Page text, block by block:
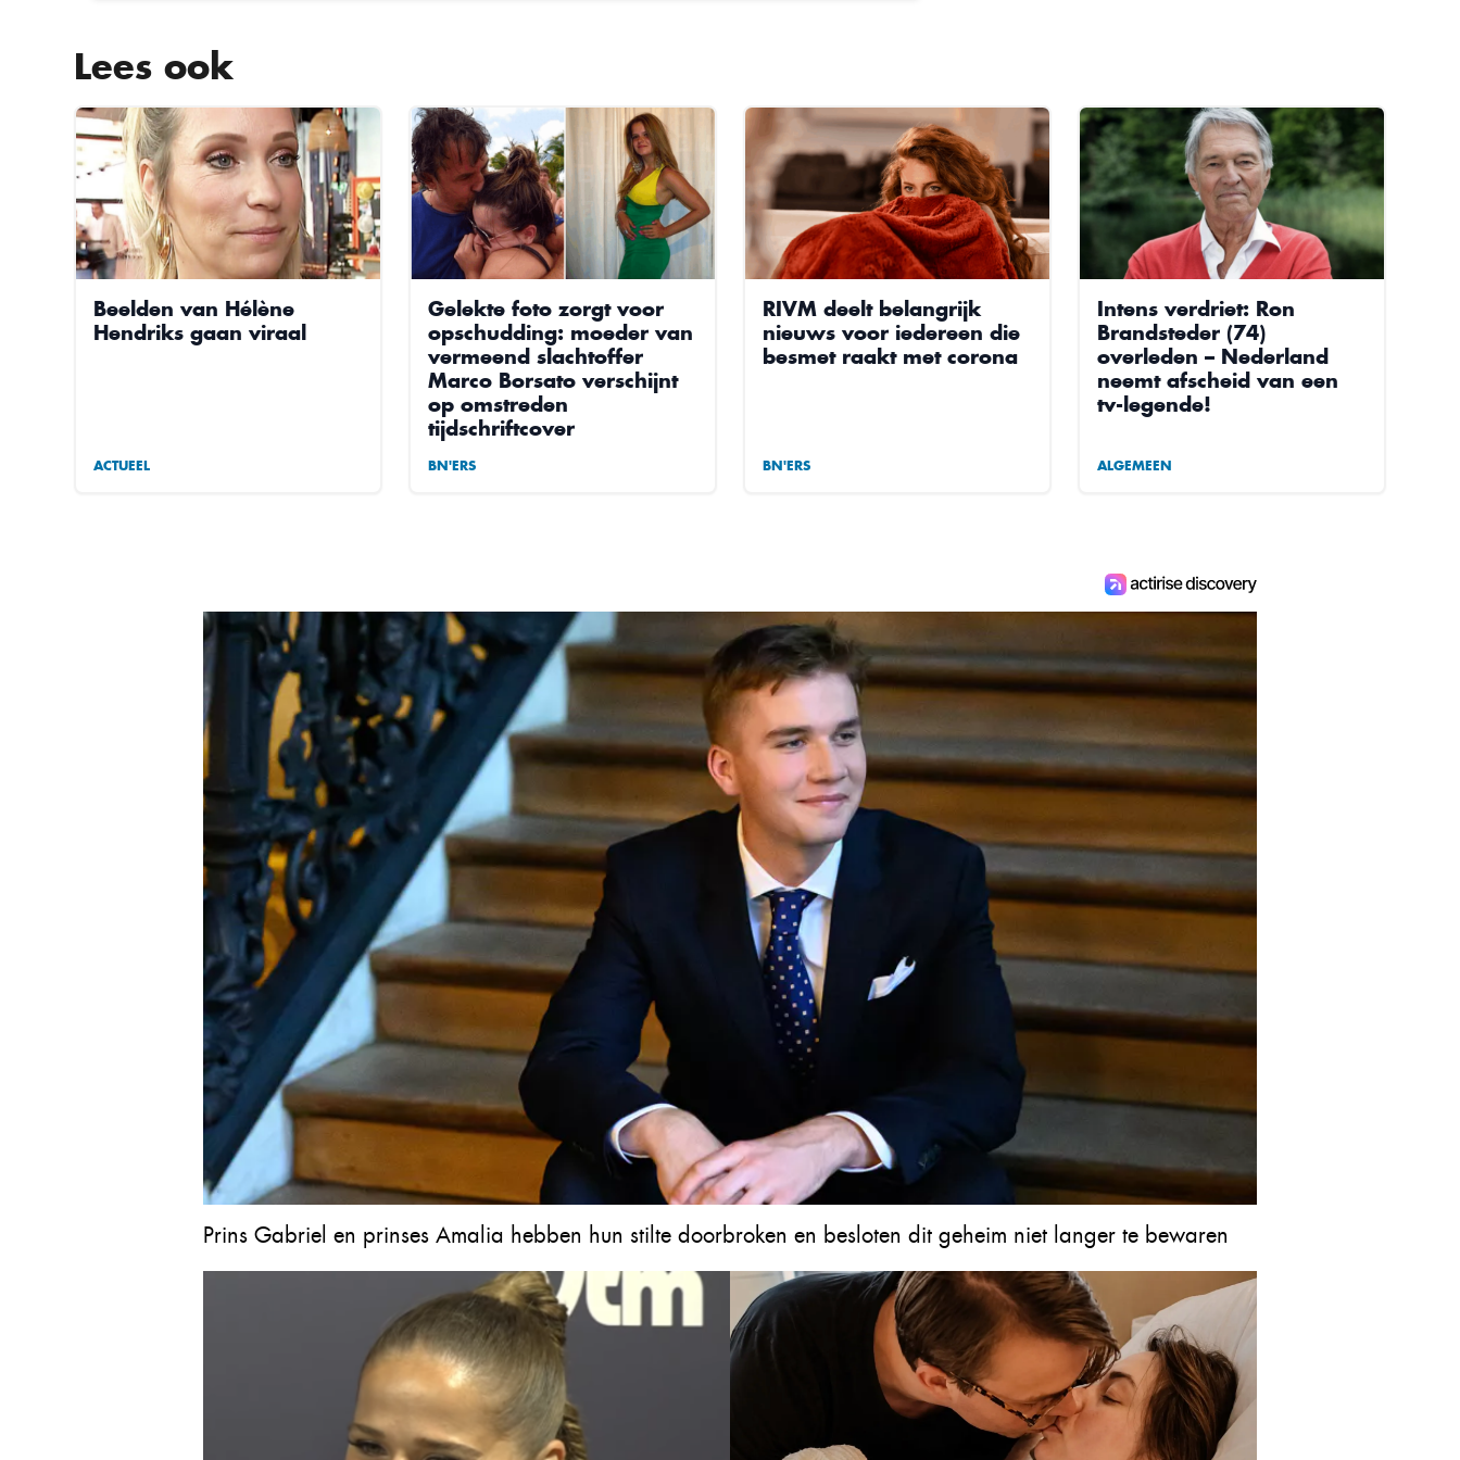
Lees ook
Beelden van Hélène
Hendriks gaan viraal
ACTUEEL
Gelekte foto zorgt voor
opschudding: moeder van
vermeend slachtoffer
Marco Borsato verschijnt
op omstreden
tijdschriftcover
BN'ERS
RIVM deelt belangrijk
nieuws voor iedereen die
besmet raakt met corona
BN'ERS
Intens verdriet: Ron
Brandsteder (74)
overleden – Nederland
neemt afscheid van een
tv-legende!
ALGEMEEN
Prins Gabriel en prinses Amalia hebben hun stilte doorbroken en besloten dit geheim niet langer te bewaren